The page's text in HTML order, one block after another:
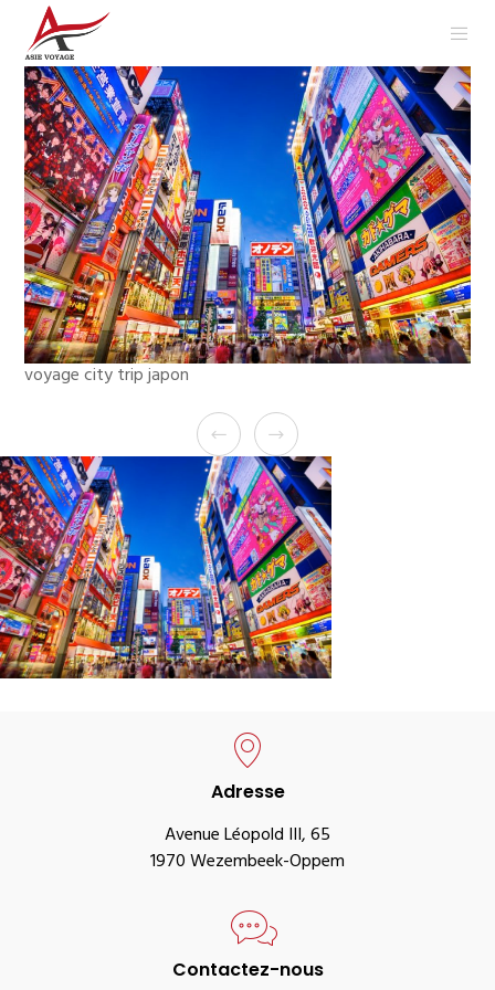
voyage city trip japon
Adresse
Avenue Léopold III, 65
1970 Wezembeek-Oppem
Contactez-nous